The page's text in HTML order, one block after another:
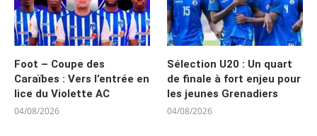
Foot – Coupe des
Caraïbes : Vers l’entrée en
lice du Violette AC
04/08/2026
Sélection U20 : Un quart
de finale à fort enjeu pour
les jeunes Grenadiers
04/08/2026